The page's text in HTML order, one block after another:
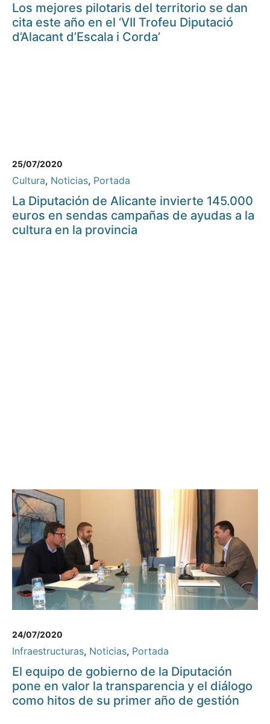
Los mejores pilotaris del territorio se dan
cita este año en el ‘VII Trofeu Diputació
d’Alacant d’Escala i Corda’
25/07/2020
Cultura, Noticias, Portada
La Diputación de Alicante invierte 145.000
euros en sendas campañas de ayudas a la
cultura en la provincia
24/07/2020
Infraestructuras, Noticias, Portada
El equipo de gobierno de la Diputación
pone en valor la transparencia y el diálogo
como hitos de su primer año de gestión